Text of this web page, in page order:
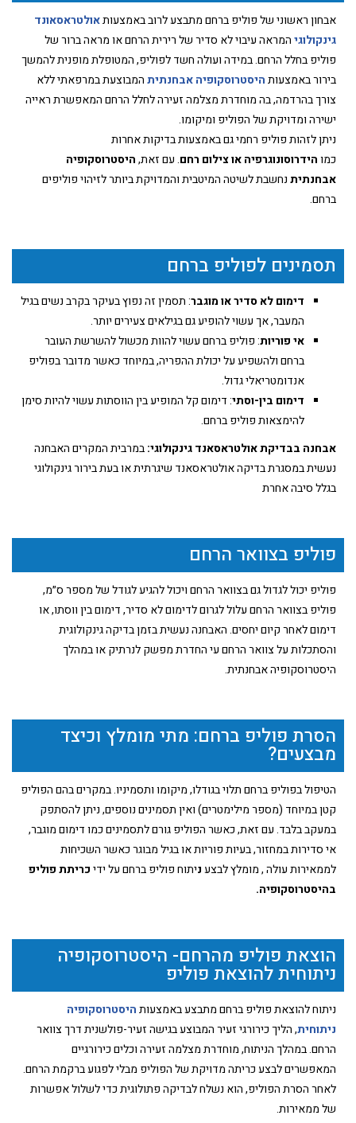
אבחון ראשוני של פוליפ ברחם מתבצע לרוב באמצעותאולטראסאונד
גינקולוגיהמראה עיבוי לא סדיר של רירית הרחם או מראה ברור של
פוליפ בחלל הרחם. במידה ועולה חשד לפוליפ, המטופלת מופנית להמשך
בירור באמצעותהיסטרוסקופיה אבחנתיתהמבוצעת במרפאתי ללא
צורך בהרדמה, בה מוחדרת מצלמה זעירה לחלל הרחם המאפשרת ראייה
ישירה ומדויקת של הפוליפ ומיקומו.
ניתן לזהות פוליפ רחמי גם באמצעות בדיקות אחרות
כמוהידרוסונוגרפיה או צילום רחם. עם זאת,היסטרוסקופיה
אבחנתיתנחשבת לשיטה המיטבית והמדויקת ביותר לזיהוי פוליפים
ברחם.
תסמינים לפוליפ ברחם
דימום לא סדיר או מוגבר: תסמין זה נפוץ בעיקר בקרב נשים בגיל
המעבר, אך עשוי להופיע גם בגילאים צעירים יותר.
אי פוריות: פוליפ ברחם עשוי להוות מכשול להשרשת העובר
ברחם ולהשפיע על יכולת ההפריה, במיוחד כאשר מדובר בפוליפ
אנדומטריאלי גדול.
דימום בין-וסתי: דימום קל המופיע בין הווסתות עשוי להיות סימן
להימצאות פוליפ ברחם.
אבחנה בבדיקת אולטראסאנד גינקולוגי:במרבית המקרים האבחנה
נעשית במסגרת בדיקה אולטראסאנד שיגרתית או בעת בירור גינקולוגי
בגלל סיבה אחרת
פוליפ בצוואר הרחם
פוליפ יכול לגדול גם בצוואר הרחם ויכול להגיע לגודל של מספר ס״מ,
פוליפ בצוואר הרחם עלול לגרום לדימום לא סדיר, דימום בין ווסתו, או
דימום לאחר קיום יחסים. האבחנה נעשית בזמן בדיקה גינקולוגית
והסתכלות על צוואר הרחם עי החדרת מפשק לנרתיק או במהלך
היסטרוסקופיה אבחנתית.
הסרת פוליפ ברחם: מתי מומלץ וכיצד
מבצעים?
הטיפול בפוליפ ברחם תלוי בגודלו, מיקומו ותסמיניו. במקרים בהם הפוליפ
קטן במיוחד (מספר מילימטרים) ואין תסמינים נוספים, ניתן להסתפק
במעקב בלבד. עם זאת, כאשר הפוליפ גורם לתסמינים כמו דימום מוגבר,
אי סדירות במחזור, בעיות פוריות או בגיל מבוגר כאשר השכיחות
לממאירות עולה , מומלץ לבצעניתוח פוליפ ברחם על ידיכריתת פוליפ
בהיסטרוסקופיה.
הוצאת פוליפ מהרחם- היסטרוסקופיה
ניתוחית להוצאת פוליפ
ניתוח להוצאת פוליפ ברחם מתבצע באמצעותהיסטרוסקופיה
ניתוחית, הליך כירורגי זעיר המבוצע בגישה זעיר-פולשנית דרך צוואר
הרחם. במהלך הניתוח, מוחדרת מצלמה זעירה וכלים כירורגיים
המאפשרים לבצע כריתה מדויקת של הפוליפ מבלי לפגוע ברקמת הרחם.
לאחר הסרת הפוליפ, הוא נשלח לבדיקה פתולוגית כדי לשלול אפשרות
של ממאירות.